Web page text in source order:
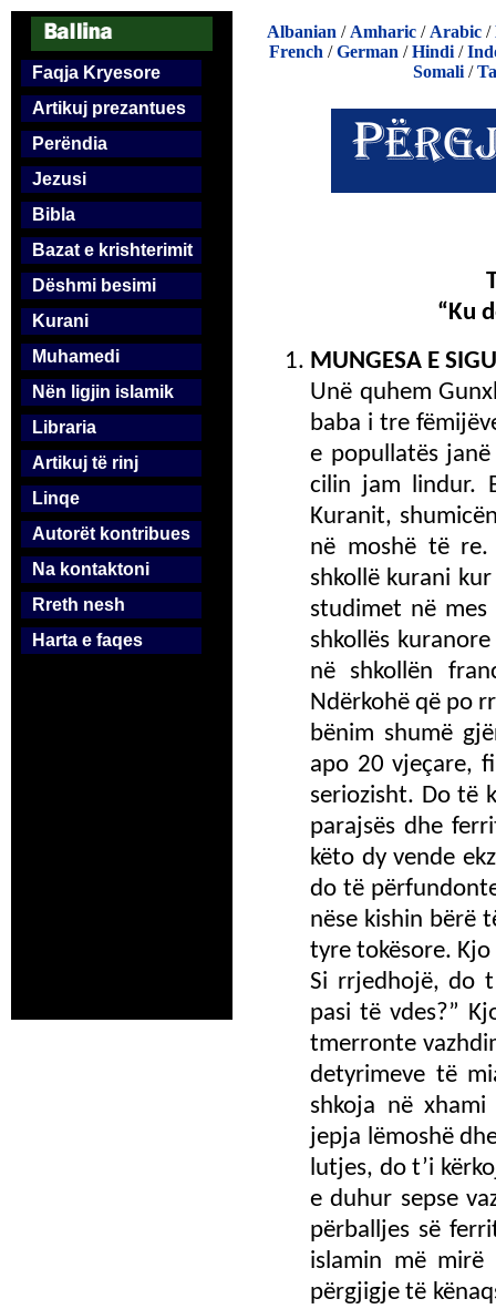
Faqja Kryesore
Artikuj prezantues
Perëndia
Jezusi
Bibla
Bazat e krishterimit
Dëshmi besimi
Kurani
Muhamedi
Nën ligjin islamik
Libraria
Artikuj të rinj
Linqe
Autorët kontribues
Na kontaktoni
Rreth nesh
Harta e faqes
Albanian / Amharic / Arabic /
French /German /Hindi /
Somali/
“Ku
MUNGESA E
Unë quhem
baba i tre
e popullatës
cilin jam lindur.
Kuranit,
në moshë të re.
shkollë kurani
studimet në mes
shkollës
në shkollën
Ndërkohë që po
bënim shumë
apo 20 vjeçare,
seriozisht. Do të
parajsës dhe
këto dy vende
do të
nëse kishin bërë
tyre tokësore. Kjo
Si rrjedhojë, do
pasi të vdes?”
tmerronte
detyrimeve të
shkoja në
jepja lëmoshë
lutjes, do t’i
e duhur sepse
përballjes së
islamin më mirë
përgjigje të